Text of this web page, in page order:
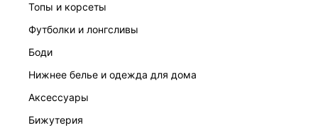
топы и корсеты
футболки и лонгсливы
боди
нижнее белье и одежда для дома
аксессуары
бижутерия
ЭКСКЛЮЗИВНО ОНЛАЙН